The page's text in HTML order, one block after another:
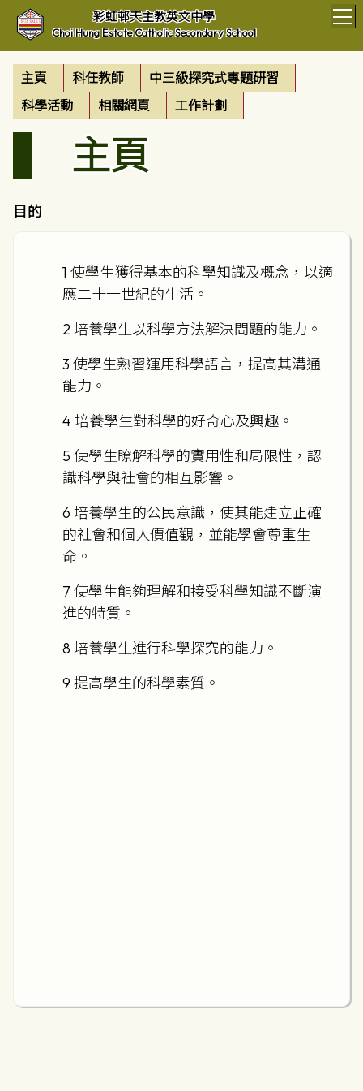
彩虹邨天主教英文中學
Choi Hung Estate Catholic Secondary School
主頁 科任教師
中三級探究式專題研習
科學活動
相關網頁 工作計劃
主頁
目的
1 使學生獲得基本的科學知識及概念，以適
應二十一世紀的生活。
2 培養學生以科學方法解決問題的能力。
3 使學生熟習運用科學語言，提高其溝通
能力。
4 培養學生對科學的好奇心及興趣。
5 使學生瞭解科學的實用性和局限性，認
識科學與社會的相互影響。
6 培養學生的公民意識，使其能建立正確
的社會和個人價值觀，並能學會尊重生
命。
7 使學生能夠理解和接受科學知識不斷演
進的特質。
8 培養學生進行科學探究的能力。
9 提高學生的科學素質。